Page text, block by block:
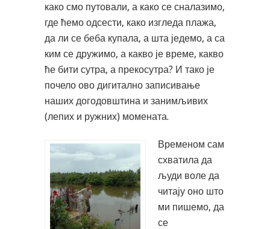
како смо путовали, а како се сналазимо,
где ћемо одсести, како изгледа плажа,
да ли се беба купала, а шта једемо, а са
ким се дружимо, а какво је време, какво
ће бити сутра, а прекосутра? И тако је
почело ово дигитално записивање
наших догодовштина и занимљивих
(лепих и ружних) момената.
Временом сам
схватила да
људи воле да
читају оно што
ми пишемо, да
се